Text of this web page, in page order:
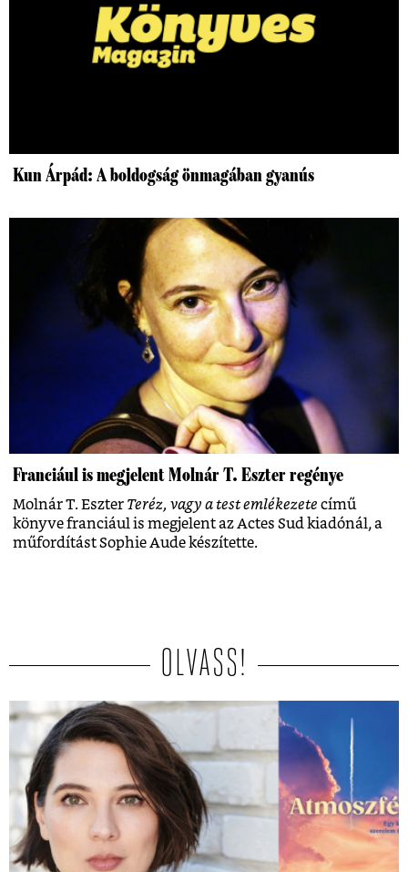
Kun Árpád: A boldogság önmagában gyanús
Franciául is megjelent Molnár T. Eszter regénye
Molnár T. Eszter Teréz, vagy a test emlékezete című
könyve franciául is megjelent az Actes Sud kiadónál, a
műfordítást Sophie Aude készítette.
OLVASS!